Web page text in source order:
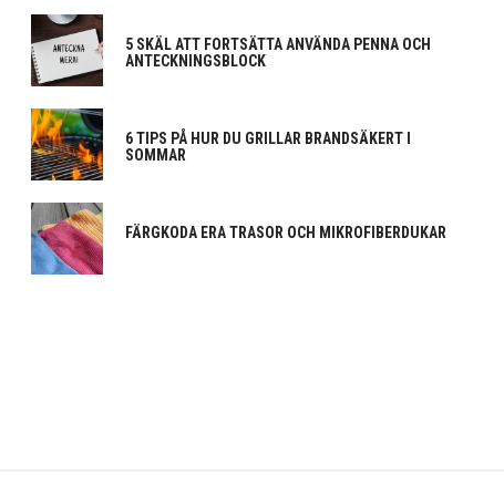
5 SKÄL ATT FORTSÄTTA ANVÄNDA PENNA OCH
ANTECKNINGSBLOCK
6 TIPS PÅ HUR DU GRILLAR BRANDSÄKERT I
SOMMAR
FÄRGKODA ERA TRASOR OCH MIKROFIBERDUKAR